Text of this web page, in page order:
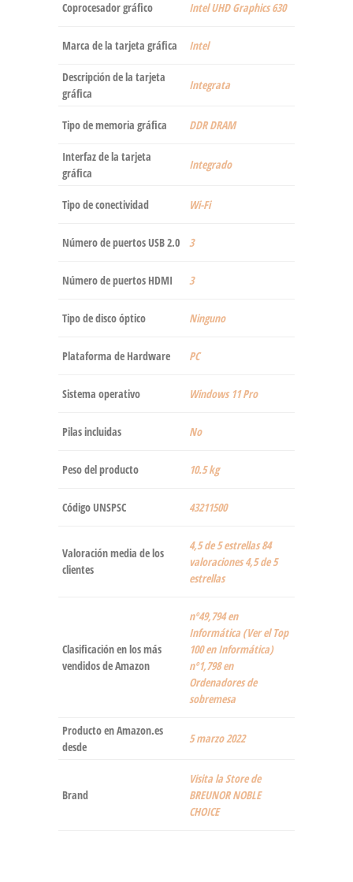
Coprocesador gráfico ‎Intel UHD Graphics 630
Marca de la tarjeta gráfica ‎Intel
Descripción de la tarjeta
gráfica
‎Integrata
Tipo de memoria gráfica ‎DDR DRAM
Interfaz de la tarjeta
gráfica
‎Integrado
Tipo de conectividad ‎Wi-Fi
Número de puertos USB 2.0 ‎3
Número de puertos HDMI ‎3
Tipo de disco óptico ‎Ninguno
Plataforma de Hardware ‎PC
Sistema operativo ‎Windows 11 Pro
Pilas incluidas ‎No
Peso del producto ‎10.5 kg
Código UNSPSC 43211500
Valoración media de los
clientes
4,5 de 5 estrellas 84
valoraciones 4,5 de 5
estrellas
Clasificación en los más
vendidos de Amazon
nº49,794 en
Informática (Ver el Top
100 en Informática)
nº1,798 en
Ordenadores de
sobremesa
Producto en Amazon.es
desde
5 marzo 2022
Brand
Visita la Store de
BREUNOR NOBLE
CHOICE